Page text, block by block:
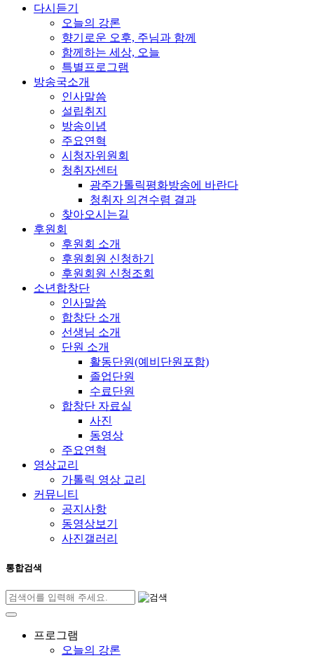
다시듣기
오늘의 강론
향기로운 오후, 주님과 함께
함께하는 세상, 오늘
특별프로그램
방송국소개
인사말씀
설립취지
방송이념
주요연혁
시청자위원회
청취자센터
광주가톨릭평화방송에 바란다
청취자 의견수렴 결과
찾아오시는길
후원회
후원회 소개
후원회원 신청하기
후원회원 신청조회
소년합창단
인사말씀
합창단 소개
선생님 소개
단원 소개
활동단원(예비단원포함)
졸업단원
수료단원
합창단 자료실
사진
동영상
주요연혁
영상교리
가톨릭 영상 교리
커뮤니티
공지사항
동영상보기
사진갤러리
통합검색
프로그램
오늘의 강론